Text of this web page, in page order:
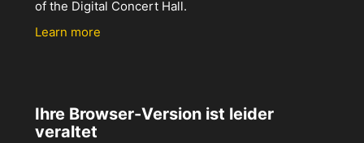
of the Digital Concert Hall.
Learn more
Ihre Browser-Version ist leider
veraltet